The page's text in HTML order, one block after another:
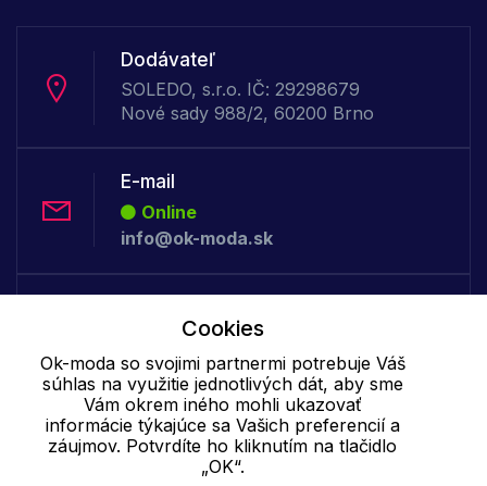
Dodávateľ
SOLEDO, s.r.o. IČ: 29298679
Nové sady 988/2, 60200 Brno
E-mail
Online
info@ok-moda.sk
Offline
+421 277 278 079
Cookie - podrobné nastavenie| Ďalšie informácie|Spracovanie
osobných údajov
Cookies
Ok-moda so svojimi partnermi potrebuje Váš
súhlas na využitie jednotlivých dát, aby sme
Vám okrem iného mohli ukazovať
informácie týkajúce sa Vašich preferencií a
záujmov. Potvrdíte ho kliknutím na tlačidlo
„OK“.